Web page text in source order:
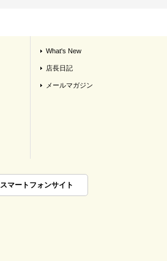
What's New
店長日記
メールマガジン
スマートフォンサイト